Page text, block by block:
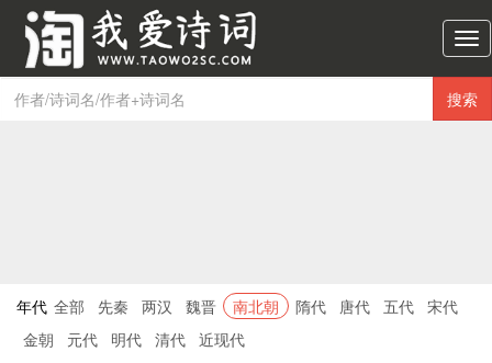
淘
我
爱
诗
搜索
年代 全部 先秦 两汉 魏晋 南北朝 隋代 唐代 五代 宋代
金朝
元代 明代 清代 近现代